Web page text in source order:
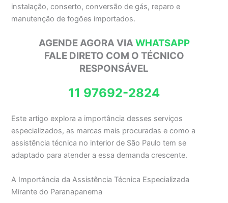
instalação, conserto, conversão de gás, reparo e
manutenção de fogões importados.
AGENDE AGORA VIA WHATSAPP
FALE DIRETO COM O TÉCNICO
RESPONSÁVEL
11 97692-2824
Este artigo explora a importância desses serviços
especializados, as marcas mais procuradas e como a
assistência técnica no interior de São Paulo tem se
adaptado para atender a essa demanda crescente.
A Importância da Assistência Técnica Especializada
Mirante do Paranapanema